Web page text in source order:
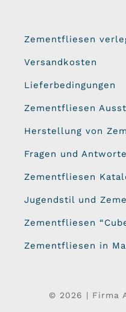
Zementfliesen
Versandkosten
Lieferbedingungen
Zementfliesen
Herstellung von
Fragen und
Zementfliesen
Jugendstil und
Zementfliesen
Zementfliesen in
© 2026 | Firma